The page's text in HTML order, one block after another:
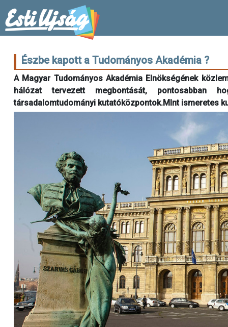
Észbe kapott a Tudományos Akadémia ?
A Magyar Tudományos Akadémia Elnökségének
hálózat tervezett megbontását, pontosabban
társadalomtudományi kutatóközpontok.MInt ismeretes